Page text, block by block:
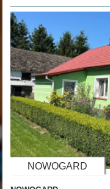
NOWOGARD